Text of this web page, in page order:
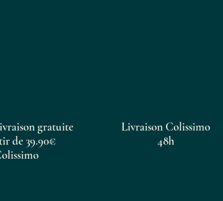
notre sirop restitue
offrant une expérience
gratuite
de 39.90€
Livraison Colissimo
48h